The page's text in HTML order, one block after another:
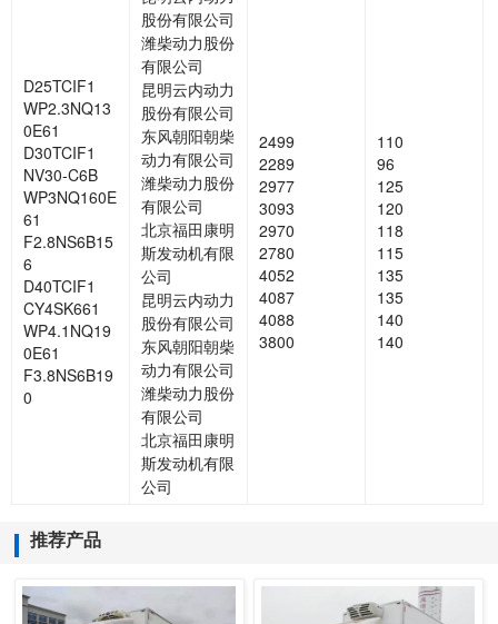
D25TCIF1
WP2.3NQ13
0E61
D30TCIF1
NV30-C6B
WP3NQ160E
61
F2.8NS6B15
6
D40TCIF1
CY4SK661
WP4.1NQ19
0E61
F3.8NS6B19
0
股份有限公司
潍柴动力股份
有限公司
昆明云内动力
股份有限公司
东风朝阳朝柴
动力有限公司
潍柴动力股份
有限公司
北京福田康明
斯发动机有限
公司
昆明云内动力
股份有限公司
东风朝阳朝柴
动力有限公司
潍柴动力股份
有限公司
北京福田康明
斯发动机有限
公司
2499
2289
2977
3093
2970
2780
4052
4087
4088
3800
110
96
125
120
118
115
135
135
140
140
推荐产品